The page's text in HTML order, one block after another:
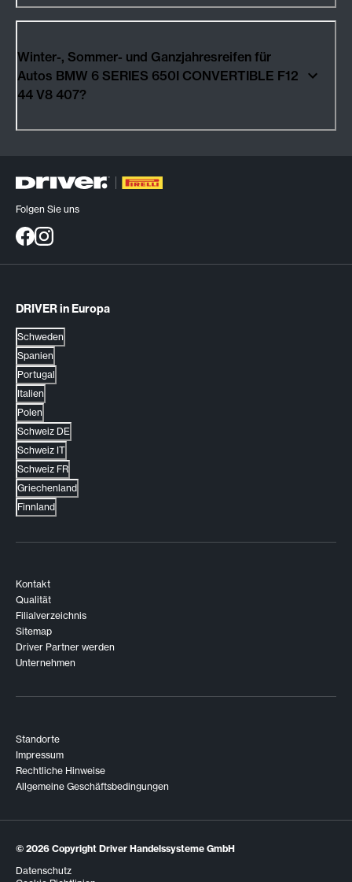
Winter-, Sommer- und Ganzjahresreifen für
Autos BMW 6 SERIES 650I CONVERTIBLE F12
44 V8 407?
Folgen Sie uns
DRIVER in Europa
Schweden
Spanien
Portugal
Italien
Polen
Schweiz DE
Schweiz IT
Schweiz FR
Griechenland
Finnland
Kontakt
Qualität
Filialverzeichnis
Sitemap
Driver Partner werden
Unternehmen
Standorte
Impressum
Rechtliche Hinweise
Allgemeine Geschäftsbedingungen
© 2026 Copyright Driver Handelssysteme GmbH
Datenschutz